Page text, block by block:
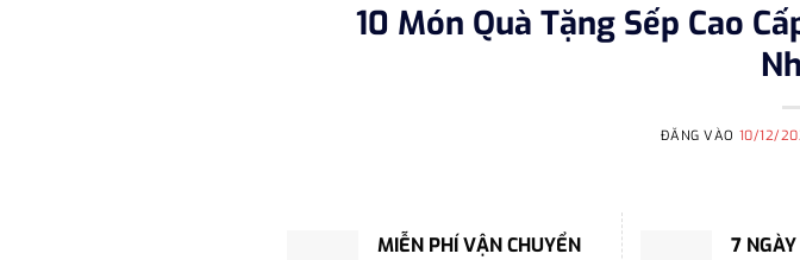
10 Món Quà Tặng Sếp Cao
ĐĂNG VÀO 10/12/
MIỄN PHÍ VẬN CHUYỂN 7